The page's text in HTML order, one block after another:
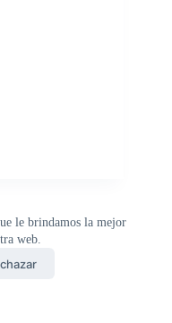
le brindamos la mejor
web.